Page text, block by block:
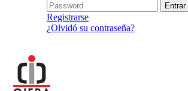
Registrarse
¿Olvidó su contraseña?